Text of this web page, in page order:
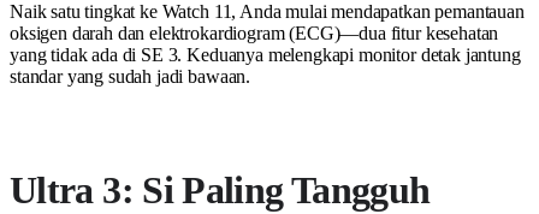
Naik satu tingkat ke Watch 11, Anda mulai mendapatkan pemantauan
oksigen darah dan elektrokardiogram (ECG)—dua fitur kesehatan
yang tidak ada di SE 3. Keduanya melengkapi monitor detak jantung
standar yang sudah jadi bawaan.
Ultra 3: Si Paling Tangguh